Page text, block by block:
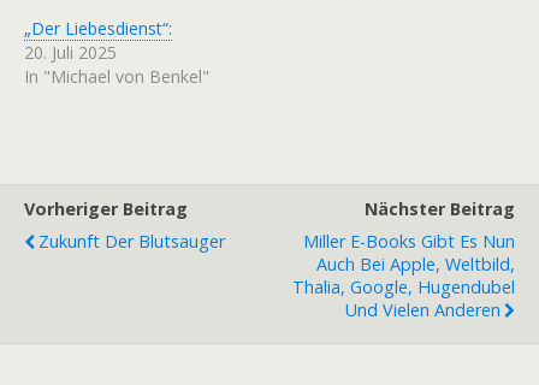
„Der Liebesdienst“:
20. Juli 2025
In "Michael von Benkel"
Vorheriger Beitrag
Zukunft Der Blutsauger
Nächster Beitrag
Miller E-Books Gibt Es Nun
Auch Bei Apple, Weltbild,
Thalia, Google, Hugendubel
Und Vielen Anderen